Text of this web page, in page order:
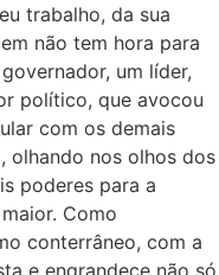
trabalho, da sua
não tem hora para
um líder,
político, que avocou
com os demais
olhando nos olhos dos
poderes para a
Como
conterrâneo, com a